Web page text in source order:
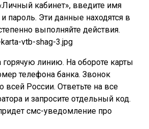
кабинет», введите имя
пароль. Эти данные находятся в
выполняйте действия.
горячую линию. На обороте карты
телефона банка. Звонок
всей России. Ответьте на все
и запросите отдельный код.
смс-уведомление про